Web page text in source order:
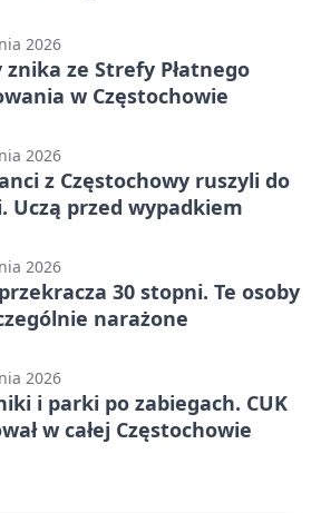
2026
znika ze Strefy Płatnego
w Częstochowie
2026
z Częstochowy ruszyli do
Uczą przed wypadkiem
2026
30 stopni. Te osoby
narażone
2026
i parki po zabiegach. CUK
w całej Częstochowie